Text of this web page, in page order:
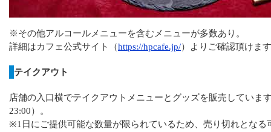
※その他アルコールメニューを含むメニューが多数あり。
詳細はカフェ公式サイト（https://hpcafe.jp/）よりご確認頂けま
テイクアウト
店舗の入口横でテイクアウトメニューとグッズを販売していま
23:00）。
※1日にご提供可能な数量が限られているため、売り切れとなる